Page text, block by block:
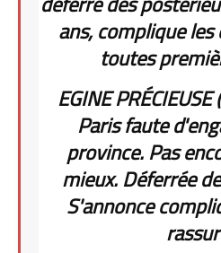
ans, complique
toutes
EGINE
Paris faute
province. Pas
mieux. Déferrée
S'annonce